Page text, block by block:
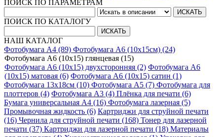
ПОИСК ПО ПАРАМЕТРАМ
ПОИСК ПО КАТАЛОГУ
НАШ КАТАЛОГ
Фотобумага A4 (89) Фотобумага A6 (10х15см) (24)
Фотобумага A6 (10х15) глянцевая (15)
Фотобумага A6 (10х15) двухсторонняя (2) Фотобумага A6
(10х15) матовая (6) Фотобумага A6 (10х15) сатин (1)
Фотобумага 13х18см (10) Фотобумага A5 (7) Фотобумага для
плоттеров (4) Фотобумага A3 (4) Плёнка для печати (6)
Бумага универсальная A4 (16) Фотобумага лазерная (5)
Промывочная жидкость (6) Картриджи для струйной печати
(16) Чернила для струйной печати (168) Тонер для лазерной
печати (37) Картриджи для лазерной печати (18) Материалы